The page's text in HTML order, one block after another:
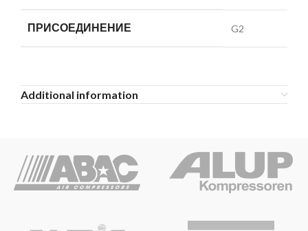
ПРИСОЕДИНЕНИЕ G2
Additional information